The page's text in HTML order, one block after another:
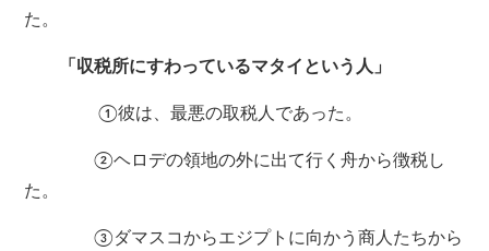
た。
「収税所にすわっているマタイという人」
①彼は、最悪の取税人であった。
②ヘロデの領地の外に出て行く舟から徴税し
た。
③ダマスコからエジプトに向かう商人たちから